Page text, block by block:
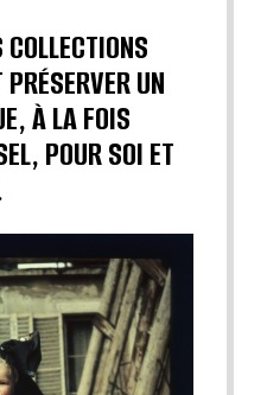
UN
À LA FOIS
POUR SOI ET